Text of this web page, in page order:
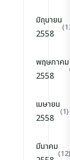
มิถุนายน
2558
พฤษภาคม
2558
เมษายน
2558
(1)
มีนาคม
(12)